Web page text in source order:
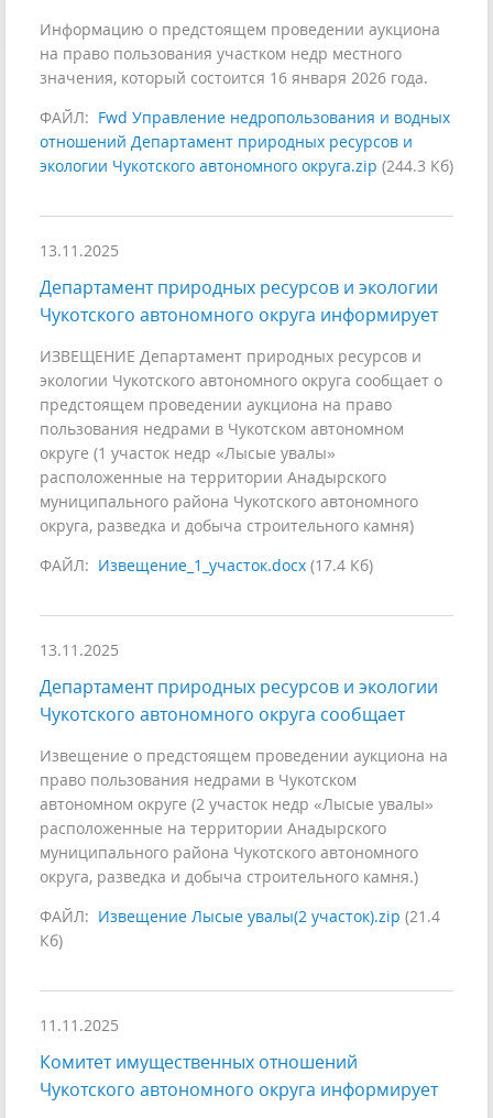
Информацию о предстоящем проведении аукциона
на право пользования участком недр местного
значения, который состоится 16 января 2026 года.
ФАЙЛ: Fwd Управление недропользования и водных
отношений Департамент природных ресурсов и
экологии Чукотского автономного округа.zip (244.3 Кб)
13.11.2025
Департамент природных ресурсов и экологии
Чукотского автономного округа информирует
ИЗВЕЩЕНИЕ Департамент природных ресурсов и
экологии Чукотского автономного округа сообщает о
предстоящем проведении аукциона на право
пользования недрами в Чукотском автономном
округе (1 участок недр «Лысые увалы»
расположенные на территории Анадырского
муниципального района Чукотского автономного
округа, разведка и добыча строительного камня)
ФАЙЛ: Извещение_1_участок.docx (17.4 Кб)
13.11.2025
Департамент природных ресурсов и экологии
Чукотского автономного округа сообщает
Извещение о предстоящем проведении аукциона на
право пользования недрами в Чукотском
автономном округе (2 участок недр «Лысые увалы»
расположенные на территории Анадырского
муниципального района Чукотского автономного
округа, разведка и добыча строительного камня.)
ФАЙЛ: Извещение Лысые увалы(2 участок).zip (21.4
Кб)
11.11.2025
Комитет имущественных отношений
Чукотского автономного округа информирует